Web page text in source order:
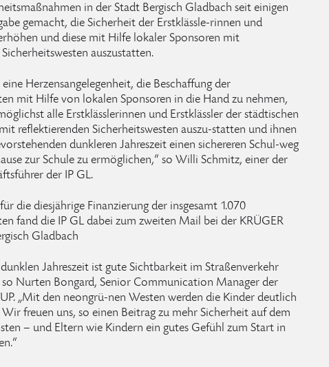
in der Stadt Bergisch Gladbach seit einigen
gemacht, die Sicherheit der Erstklässle-rinnen und
und diese mit Hilfe lokaler Sponsoren mit
auszustatten.
eine Herzensangelegenheit, die Beschaffung der
mit Hilfe von lokalen Sponsoren in die Hand zu nehmen,
alle Erstklässlerinnen und Erstklässler der städtischen
reflektierenden Sicherheitswesten auszu-statten und ihnen
dunkleren Jahreszeit einen sichereren Schul-weg
zur Schule zu ermöglichen,“ so Willi Schmitz, einer der
der IP GL.
die diesjährige Finanzierung der insgesamt 1.070
fand die IP GL dabei zum zweiten Mail bei der KRÜGER
Gladbach
Jahreszeit ist gute Sichtbarkeit im Straßenverkehr
so Nurten Bongard, Senior Communication Manager der
„Mit den neongrü-nen Westen werden die Kinder deutlich
freuen uns, so einen Beitrag zu mehr Sicherheit auf dem
– und Eltern wie Kindern ein gutes Gefühl zum Start in